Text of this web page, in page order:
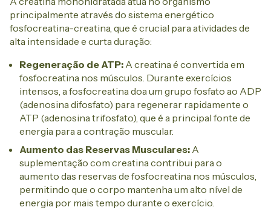
principalmente através do sistema energético
fosfocreatina-creatina, que é crucial para atividades de
alta intensidade e curta duração:
Regeneração de ATP: A creatina é convertida em
fosfocreatina nos músculos. Durante exercícios
intensos, a fosfocreatina doa um grupo fosfato ao ADP
(adenosina difosfato) para regenerar rapidamente o
ATP (adenosina trifosfato), que é a principal fonte de
energia para a contração muscular.
Aumento das Reservas Musculares: A
suplementação com creatina contribui para o
aumento das reservas de fosfocreatina nos músculos,
permitindo que o corpo mantenha um alto nível de
energia por mais tempo durante o exercício.